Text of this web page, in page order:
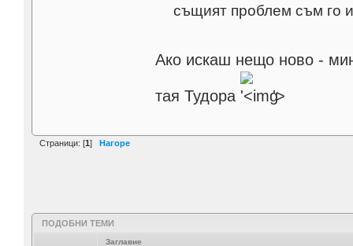
същият проблем съм го
Ако искаш нещо ново -
тая Тудора '>
Страници: [1] Нагоре
ПОДОБНИ ТЕМИ
Заглавие